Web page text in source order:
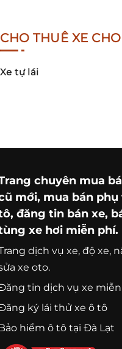
CHO THUÊ XE
Xe tự lái
chuyên mua
mới, mua bán
, đăng tin bán xe,
xe hơi miễn phí.
dịch vụ xe, độ xe,
xe oto.
tin dịch vụ xe
ký lái thử xe ô tô
hiểm ô tô tại Đà Lạt